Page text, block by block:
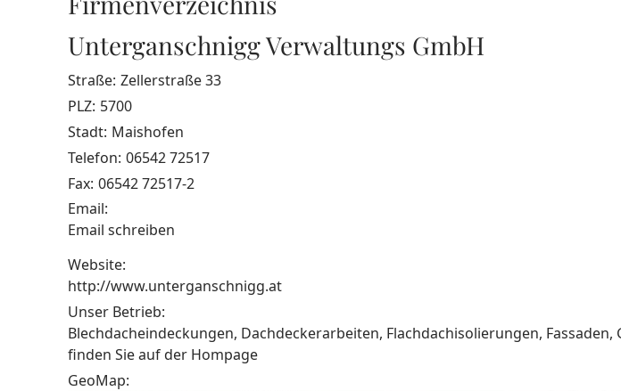
Unterganschnigg Verwaltungs GmbH
Straße: Zellerstraße 33
PLZ: 5700
Stadt: Maishofen
Telefon: 06542 72517
Fax: 06542 72517-2
Email:
Email schreiben
Website:
http://www.unterganschnigg.at
Unser Betrieb:
Blechdacheindeckungen, Dachdeckerarbeiten, Flachdachisolierungen,
finden Sie auf der Hompage
GeoMap: